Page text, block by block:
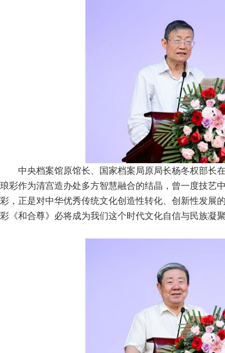
中央档案馆原馆长、国家档案局原局长杨冬权部长
琅彩作为清宫造办处多方智慧融合的结晶，曾一度技艺
彩，正是对中华优秀传统文化创造性转化、创新性发展
彩《和合尊》必将成为我们这个时代文化自信与民族凝